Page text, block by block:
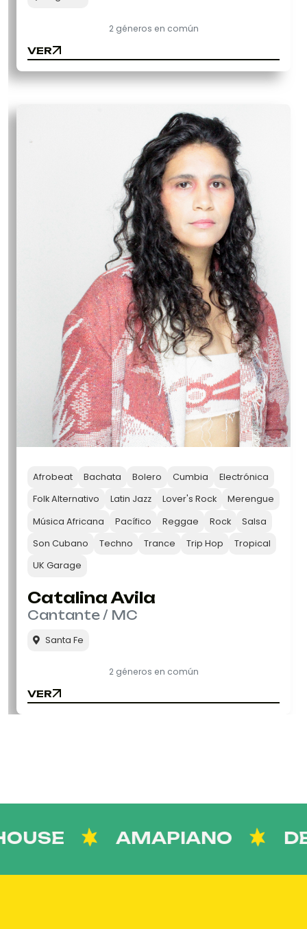
2 géneros en común
VER
VER
Afrobeat Bachata Bolero Cumbia
Electrónica
Folk Alternativo
Latin Jazz Lover's Rock
Merengue
Música Africana
Pacífico Reggae Rock
Salsa
Son Cubano
Techno Trance Trip Hop
Tropical
UK Garage
Catalina Avila
Cantante / MC
Santa Fe
2 géneros en común
VER
VER
AMAPIANO